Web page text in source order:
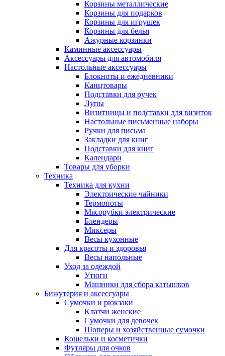
Корзины металлические
Корзины для подарков
Корзины для игрушек
Корзины для белья
Ажурные корзинки
Каминные аксессуары
Аксессуары для автомобиля
Настольные аксессуары
Блокноты и ежедневники
Канцтовары
Подставки для ручек
Лупы
Визитницы и подставки для визиток
Настольные письменные наборы
Ручки для письма
Закладки для книг
Подставки для книг
Календари
Товары для уборки
Техника
Техника для кухни
Электрические чайники
Термопоты
Мясорубки электрические
Блендеры
Миксеры
Весы кухонные
Для красоты и здоровья
Весы напольные
Уход за одеждой
Утюги
Машинки для сбора катышков
Бижутерия и аксессуары
Сумочки и рюкзаки
Клатчи женские
Сумочки для девочек
Шоперы и хозяйственные сумочки
Кошельки и косметички
Футляры для очков